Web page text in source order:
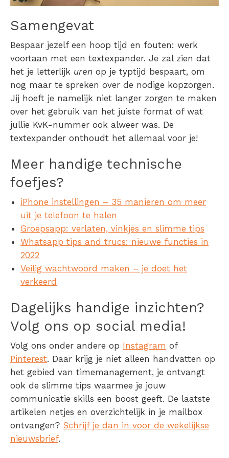
Samengevat
Bespaar jezelf een hoop tijd en fouten: werk
voortaan met een textexpander. Je zal zien dat
het je letterlijk uren op je typtijd bespaart, om
nog maar te spreken over de nodige kopzorgen.
Jij hoeft je namelijk niet langer zorgen te maken
over het gebruik van het juiste format of wat
jullie KvK-nummer ook alweer was. De
textexpander onthoudt het allemaal voor je!
Meer handige technische
foefjes?
iPhone instellingen – 35 manieren om meer
uit je telefoon te halen
Groepsapp: verlaten, vinkjes en slimme tips
Whatsapp tips and trucs: nieuwe functies in
2022
Veilig wachtwoord maken – je doet het
verkeerd
Dagelijks handige inzichten?
Volg ons op social media!
Volg ons onder andere op Instagram of
Pinterest. Daar krijg je niet alleen handvatten op
het gebied van timemanagement, je ontvangt
ook de slimme tips waarmee je jouw
communicatie skills een boost geeft. De laatste
artikelen netjes en overzichtelijk in je mailbox
ontvangen? Schrijf je dan in voor de wekelijkse
nieuwsbrief.